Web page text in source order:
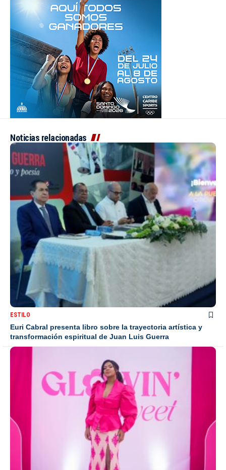
Noticias relacionadas
ESTILO
Euri Cabral presenta libro sobre la trayectoria artística y
transformación espiritual de Juan Luis Guerra